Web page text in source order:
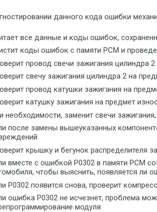
данного кода ошибки
все данные и коды ошибок,
коды ошибок с памяти PCM и
провод свечи зажигания цилиндра
свечу зажигания цилиндра 2 на
провод катушки зажигания на
катушку зажигания на предмет
необходимости, заменит свечи
после замены вышеуказанных
крышку и бегунок распределителя
вместе с ошибкой P0302 в памяти PCM
чтобы выяснить, появляется ли
P0302 появится снова, проверит
ошибка P0302 не исчезнет, проблема
модуля